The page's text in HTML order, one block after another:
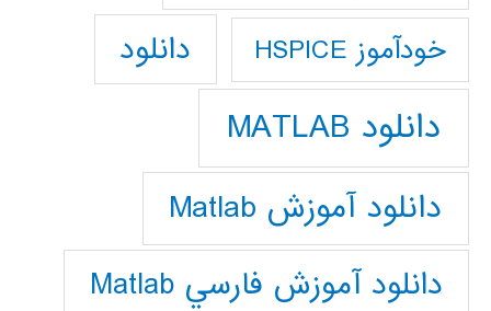
خودآموز HSPICE دانلود
دانلود MATLAB
دانلود آموزش Matlab
دانلود آموزش فارسي Matlab